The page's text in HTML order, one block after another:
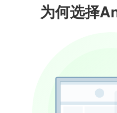
为何选择